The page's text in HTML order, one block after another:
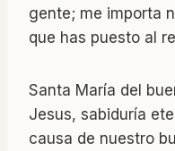
gente; me importa
que has puesto al
Santa María del
Jesus, sabiduría
causa de nuestro